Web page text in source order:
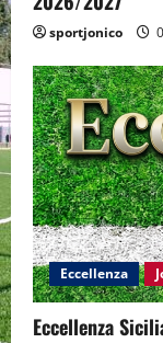
sportjonico
Eccellenza
Eccellenza